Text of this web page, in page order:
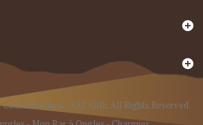
- SAS iGilli. All Rights Reserved.